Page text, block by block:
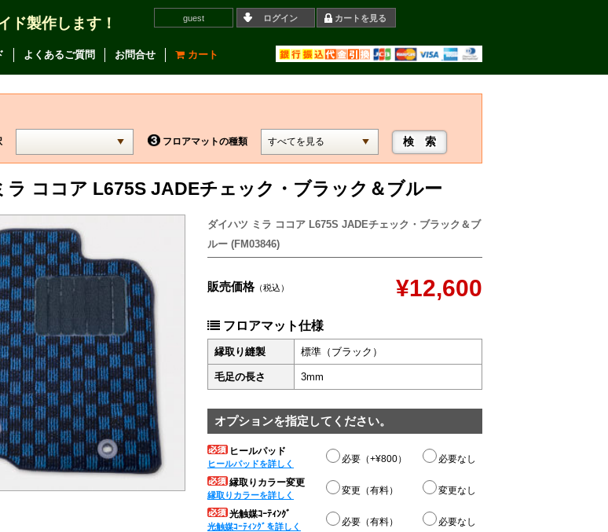
ド製作します！ guest ログイン カートを見る
よくあるご質問 お問合せ カート
フロアマットの種類
ラ ココア L675S JADEチェック・ブラック＆ブルー
ダイハツ ミラ ココア L675S JADEチェック・ブラック＆ブ
ルー (FM03846)
販売価格（税込） ¥12,600
フロアマット仕様
縁取り縫製 標準（ブラック）
毛足の長さ 3mm
オプションを指定してください。
ヒールパッド
ヒールパッドを詳しく 必要（+¥800） 必要なし
縁取りカラー変更
縁取りカラーを詳しく 変更（有料） 変更なし
光触媒ｺｰﾃｨﾝｸﾞ
光触媒ｺｰﾃｨﾝｸﾞを詳しく 必要（有料） 必要なし